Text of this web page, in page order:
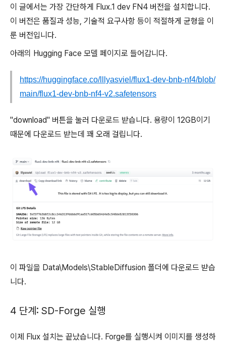
이 글에서는 가장 간단하게 Flux.1 dev FN4 버전을 설치합니다.
이 버전은 품질과 성능, 기술적 요구사항 등이 적절하게 균형을 이
룬 버전입니다.
아래의 Hugging Face 모델 페이지로 들어갑니다.
https://huggingface.co/lllyasviel/flux1-dev-bnb-nf4/blob/
main/flux1-dev-bnb-nf4-v2.safetensors
"download" 버튼을 눌러 다운로드 받습니다. 용량이 12GB이기
때문에 다운로드 받는데 꽤 오래 걸립니다.
이 파일을 Data\Models\StableDiffusion 폴더에 다운로드 받습
니다.
4 단계: SD-Forge 실행
이제 Flux 설치는 끝났습니다. Forge를 실행시켜 이미지를 생성하